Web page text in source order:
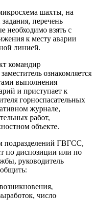
шахты, на
перечень
необходимо взять с
к месту аварии
линией.
командир
ознакомляется
выполнения
и приступает к
горноспасательных
журнале,
работ,
объекте.
подразделений ГВГСС,
по диспозиции или по
руководитель
число